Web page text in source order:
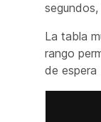
La tabla
rango
de espera